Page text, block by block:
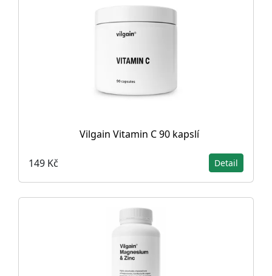
Vilgain Vitamin C 90 kapslí
149 Kč Detail